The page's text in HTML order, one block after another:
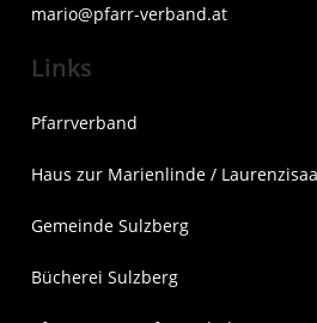
mario@pfarr-verband.at
Links
Pfarrverband
Haus zur Marienlinde /
Gemeinde Sulzberg
Bücherei Sulzberg